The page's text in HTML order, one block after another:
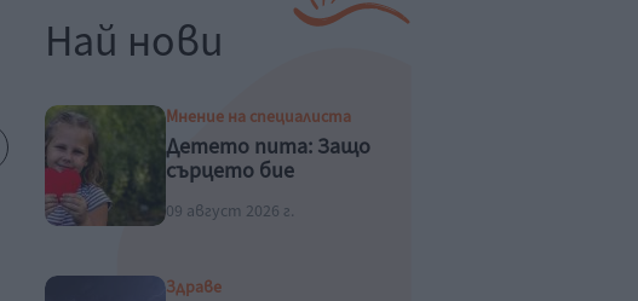
Най нови
Мнение на специалиста
Детето пита: Защо
сърцето бие
09 август 2026 г.
Здраве